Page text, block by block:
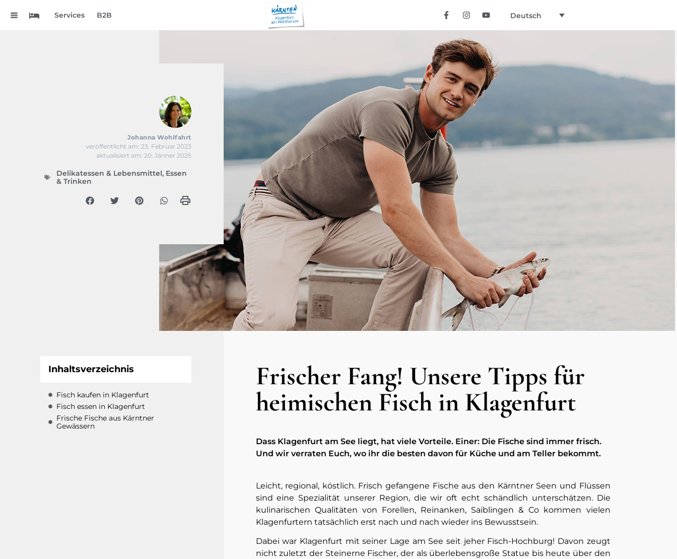
Services B2B Deutsch
Johanna Wohlfahrt
veröffentlicht am: 23. Februar 2023
aktualisiert am: 20. Jänner 2025
Delikatessen & Lebensmittel, Essen
& Trinken
Inhaltsverzeichnis
Fisch kaufen in Klagenfurt
Fisch essen in Klagenfurt
Frische Fische aus Kärntner
Gewässern
Frischer Fang! Unsere Tipps für
heimischen Fisch in Klagenfurt
Dass Klagenfurt am See liegt, hat viele Vorteile. Einer: Die Fische sind immer frisch.
Und wir verraten Euch, wo ihr die besten davon für Küche und am Teller bekommt.
Leicht, regional, köstlich. Frisch gefangene Fische aus den Kärntner Seen und Flüssen
sind eine Spezialität unserer Region, die wir oft echt schändlich unterschätzen. Die
kulinarischen Qualitäten von Forellen, Reinanken, Saiblingen & Co kommen vielen
Klagenfurtern tatsächlich erst nach und nach wieder ins Bewusstsein.
Dabei war Klagenfurt mit seiner Lage am See seit jeher Fisch-Hochburg! Davon zeugt
nicht zuletzt der Steinerne Fischer, der als überlebensgroße Statue bis heute über den